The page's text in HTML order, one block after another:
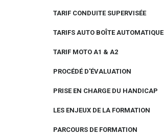
TARIF CONDUITE SUPERVISÉE
TARIFS AUTO BOÎTE AUTOMATIQUE
TARIF MOTO A1 & A2
PROCÉDÉ D'ÉVALUATION
PRISE EN CHARGE DU HANDICAP
LES ENJEUX DE LA FORMATION
PARCOURS DE FORMATION